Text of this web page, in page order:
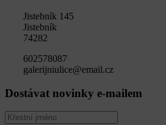
Jistebník 145
Jistebník
74282
602578087
galerijniulice@email.cz
Dostávat novinky e-mailem